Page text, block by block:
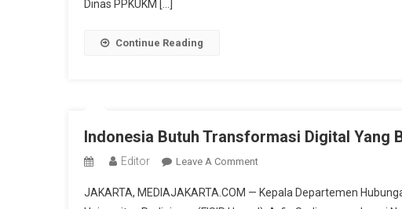
Dinas PPKUKM […]
Continue Reading
Indonesia Butuh Transformasi Digital Yang
Editor Leave A CommentOn
Butuh
JAKARTA, MEDIAJAKARTA.COM — Kepala Departemen